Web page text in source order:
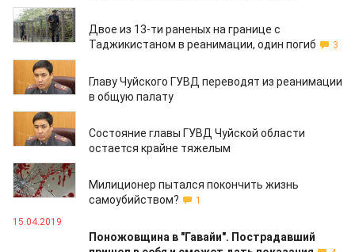
17.09.2019
Двое из 13-ти раненых на границе с
Таджикистаном в реанимации, один погиб
3
04.09.2019
Главу Чуйского ГУВД переводят из реанимации
в общую палату
08.08.2019
Состояние главы ГУВД Чуйской области
остается крайне тяжелым
29.04.2019
Милиционер пытался покончить жизнь
самоубийством?
1
15.04.2019
Поножовщина в "Гавайи". Пострадавший